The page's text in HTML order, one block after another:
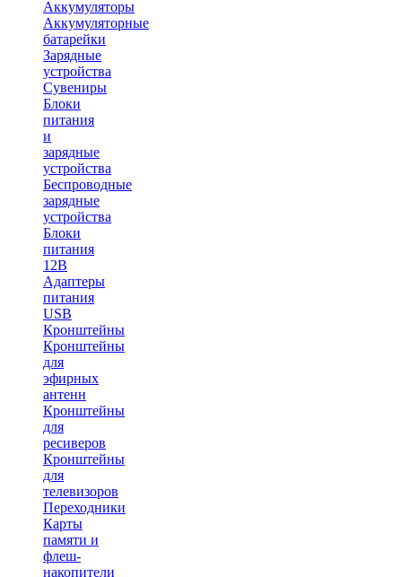
Аккумуляторы
Аккумуляторные
батарейки
Зарядные
устройства
Сувениры
Блоки
питания
и
зарядные
устройства
Беспроводные
зарядные
устройства
Блоки
питания
12В
Адаптеры
питания
USB
Кронштейны
Кронштейны
для
эфирных
антенн
Кронштейны
для
ресиверов
Кронштейны
для
телевизоров
Переходники
Карты
памяти и
флеш-
накопители